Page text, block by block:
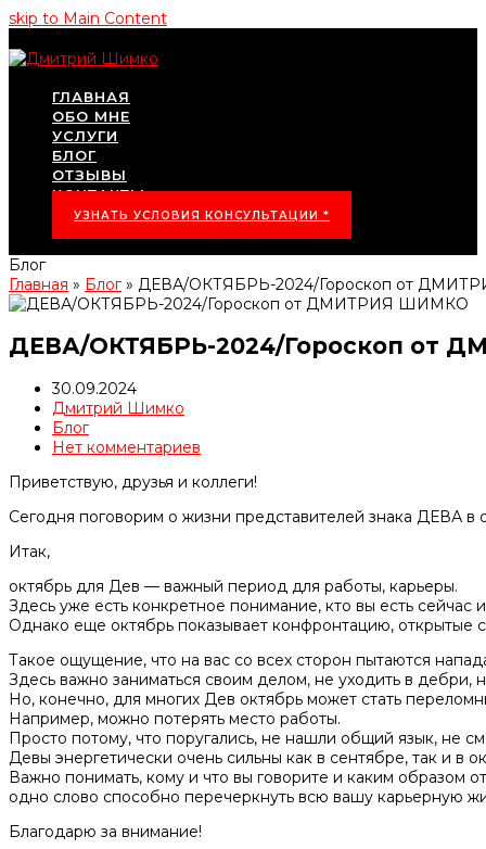
skip to Main Content
ГЛАВНАЯ
ОБО МНЕ
УСЛУГИ
БЛОГ
ОТЗЫВЫ
КОНТАКТЫ
УЗНАТЬ УСЛОВИЯ КОНСУЛЬТАЦИИ *
Блог
Главная » Блог» ДЕВА/ОКТЯБРЬ-2024/Гороскоп от
ДЕВА/ОКТЯБРЬ-2024/Гороскоп от
30.09.2024
Дмитрий Шимко
Блог
Нет комментариев
Приветствую, друзья и коллеги!
Сегодня поговорим о жизни представителей знака ДЕВА в
Итак,
октябрь для Дев — важный период для работы, карьеры.
Здесь уже есть конкретное понимание, кто вы есть сейчас
Однако еще октябрь показывает конфронтацию, открытые
Такое ощущение, что на вас со всех сторон пытаются
Здесь важно заниматься своим делом, не уходить в дебри,
Но, конечно, для многих Дев октябрь может стать
Например, можно потерять место работы.
Просто потому, что поругались, не нашли общий язык, не
Девы энергетически очень сильны как в сентябре, так и в
Важно понимать, кому и что вы говорите и каким образом
одно слово способно перечеркнуть всю вашу карьерную
Благодарю за внимание!